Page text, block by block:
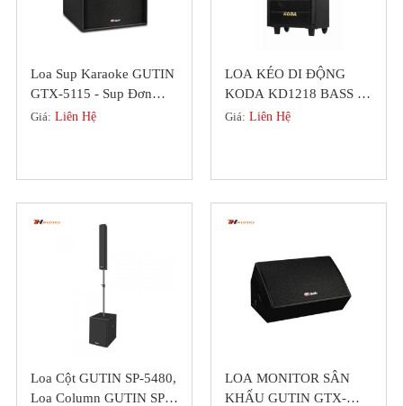
Loa Sup Karaoke GUTIN
GTX-5115 - Sup Đơn
Bass 40 Chính Hãng
Giá: Liên Hệ
LOA KÉO DI ĐỘNG
KODA KD1218 BASS 30
GIÁ SIÊU RẺ
Giá: Liên Hệ
Loa Cột GUTIN SP-5480,
Loa Column GUTIN SP-
LOA MONITOR SÂN
KHẤU GUTIN GTX-